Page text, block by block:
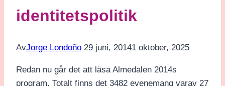
identitetspolitik
AvJorge Londoño 29 juni, 20141 oktober, 2025
Redan nu går det att läsa Almedalen 2014s
program. Totalt finns det 3482 evenemang varav 27